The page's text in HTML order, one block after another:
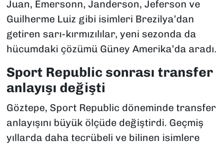
Juan, Emersonn, Janderson, Jeferson ve
Guilherme Luiz gibi isimleri Brezilya’dan
getiren sarı-kırmızılılar, yeni sezonda da
hücumdaki çözümü Güney Amerika’da aradı.
Sport Republic sonrası transfer
anlayışı değişti
Göztepe, Sport Republic döneminde transfer
anlayışını büyük ölçüde değiştirdi. Geçmiş
yıllarda daha tecrübeli ve bilinen isimlere